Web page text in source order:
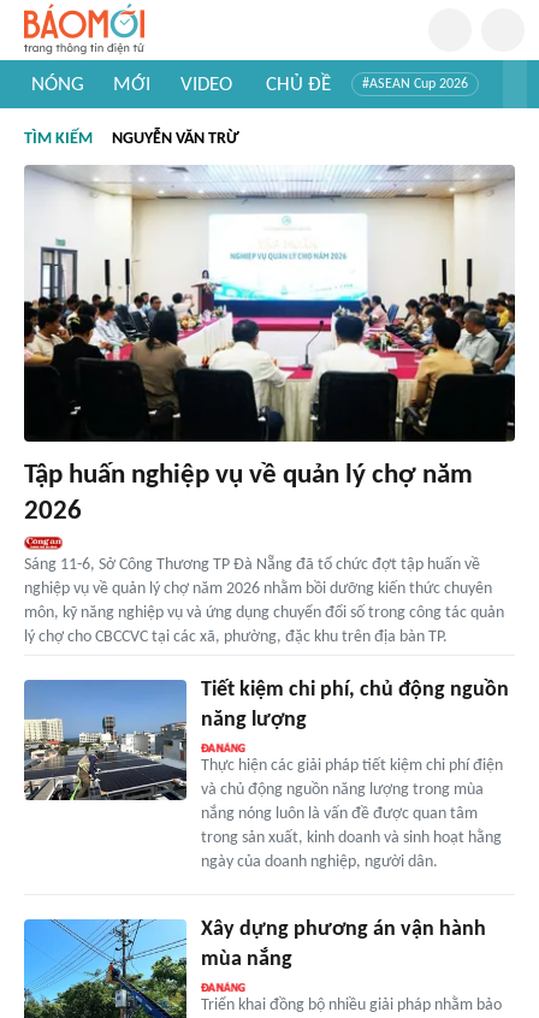
NÓNG MỚI VIDEO CHỦ ĐỀ #ASEAN Cup 2026
#Khám phá thế giới
TÌM KIẾM NGUYỄN VĂN TRỪ
Tập huấn nghiệp vụ về quản lý chợ năm
2026
Sáng 11-6, Sở Công Thương TP Đà Nẵng đã tổ chức đợt tập huấn về
nghiệp vụ về quản lý chợ năm 2026 nhằm bồi dưỡng kiến thức chuyên
môn, kỹ năng nghiệp vụ và ứng dụng chuyển đổi số trong công tác quản
lý chợ cho CBCCVC tại các xã, phường, đặc khu trên địa bàn TP.
Tiết kiệm chi phí, chủ động nguồn
năng lượng
Thực hiện các giải pháp tiết kiệm chi phí điện
và chủ động nguồn năng lượng trong mùa
nắng nóng luôn là vấn đề được quan tâm
trong sản xuất, kinh doanh và sinh hoạt hằng
ngày của doanh nghiệp, người dân.
Xây dựng phương án vận hành
mùa nắng
Triển khai đồng bộ nhiều giải pháp nhằm bảo